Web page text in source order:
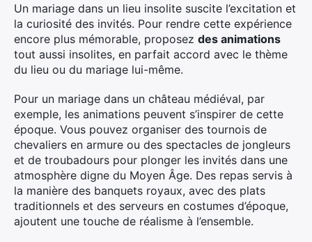
Un mariage dans un lieu insolite suscite l’excitation et
la curiosité des invités. Pour rendre cette expérience
encore plus mémorable, proposez des animations
tout aussi insolites, en parfait accord avec le thème
du lieu ou du mariage lui-même.
Pour un mariage dans un château médiéval, par
exemple, les animations peuvent s’inspirer de cette
époque. Vous pouvez organiser des tournois de
chevaliers en armure ou des spectacles de jongleurs
et de troubadours pour plonger les invités dans une
atmosphère digne du Moyen Âge. Des repas servis à
la manière des banquets royaux, avec des plats
traditionnels et des serveurs en costumes d’époque,
ajoutent une touche de réalisme à l’ensemble.